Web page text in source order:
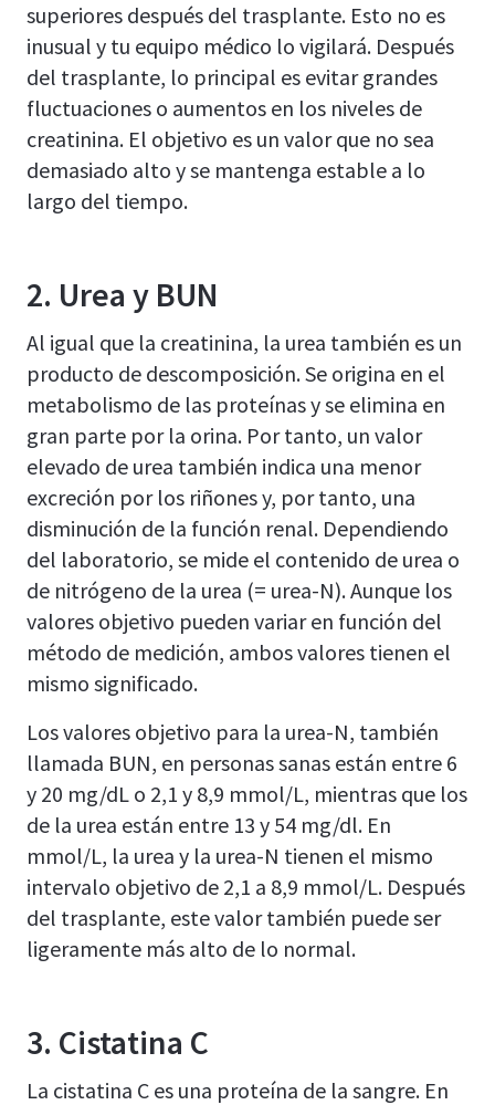
superiores después del trasplante. Esto no es
inusual y tu equipo médico lo vigilará. Después
del trasplante, lo principal es evitar grandes
fluctuaciones o aumentos en los niveles de
creatinina. El objetivo es un valor que no sea
demasiado alto y se mantenga estable a lo
largo del tiempo.
2. Urea y BUN
Al igual que la creatinina, la urea también es un
producto de descomposición. Se origina en el
metabolismo de las proteínas y se elimina en
gran parte por la orina. Por tanto, un valor
elevado de urea también indica una menor
excreción por los riñones y, por tanto, una
disminución de la función renal. Dependiendo
del laboratorio, se mide el contenido de urea o
de nitrógeno de la urea (= urea-N). Aunque los
valores objetivo pueden variar en función del
método de medición, ambos valores tienen el
mismo significado.
Los valores objetivo para la urea-N, también
llamada BUN, en personas sanas están entre 6
y 20 mg/dL o 2,1 y 8,9 mmol/L, mientras que los
de la urea están entre 13 y 54 mg/dl. En
mmol/L, la urea y la urea-N tienen el mismo
intervalo objetivo de 2,1 a 8,9 mmol/L. Después
del trasplante, este valor también puede ser
ligeramente más alto de lo normal.
3. Cistatina C
La cistatina C es una proteína de la sangre. En